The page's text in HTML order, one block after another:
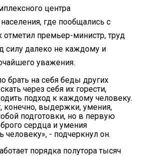
центра
где пообщались с
отметил премьер-министр, труд
силу далеко не каждому и
уважения.
брать на себя беды других
через себя их горести,
подход к каждому человеку.
конечно, выдержки, умения,
подготовки, но в первую
сердца и умения
человеку», - подчеркнул он.
порядка полутора тысяч